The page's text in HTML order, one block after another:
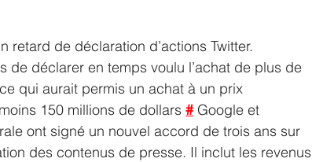
retard de déclaration d’actions Twitter.
de déclarer en temps voulu l’achat de plus de
qui aurait permis un achat à un prix
150 millions de dollars # Google et
ont signé un nouvel accord de trois ans sur
des contenus de presse. Il inclut les revenus